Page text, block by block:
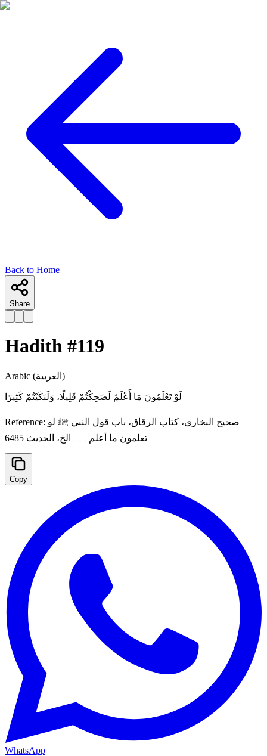
Back to Home
Share
Hadith #119
Arabic (العربية)
لَوْ ‌تَعْلَمُونَ ‌مَا ‌أَعْلَمُ لَضَحِكْتُمْ قَلِيلًا، وَلَبَكَيْتُمْ كَثِيرًا
Reference: صحيح البخاري، كتاب الرقاق، باب قول النبي ﷺ لو
تعلمون ما أعلم۔۔۔الخ، الحدیث 6485
Copy
WhatsApp